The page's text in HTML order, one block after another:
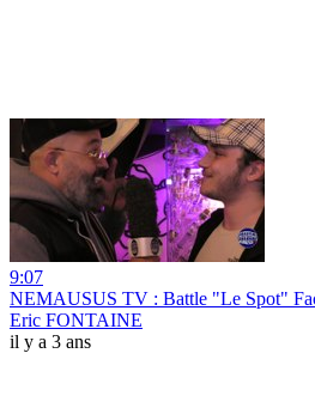
9:07
NEMAUSUS TV : Battle "Le Spot"
Eric FONTAINE
il y a 3 ans